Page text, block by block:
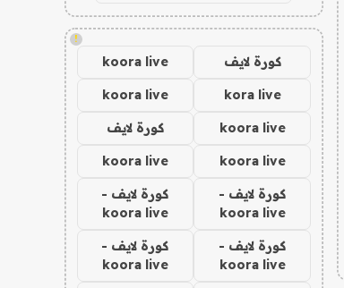
!
كورة لايف koora live
kora live
koora live
koora live كورة لايف
koora live
koora live
كورة لايف -
koora live
كورة لايف -
koora live
كورة لايف -
koora live
كورة لايف -
koora live